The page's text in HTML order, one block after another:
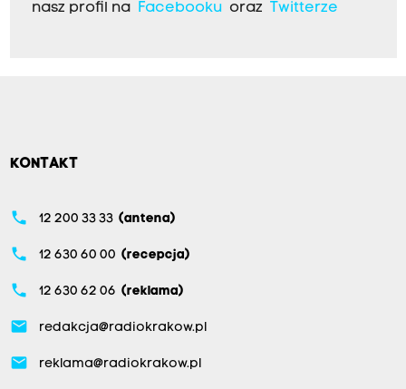
nasz profil na Facebookuoraz Twitterze
KONTAKT
phone 12 200 33 33 (antena)
phone 12 630 60 00 (recepcja)
phone 12 630 62 06 (reklama)
email redakcja@radiokrakow.pl
email reklama@radiokrakow.pl